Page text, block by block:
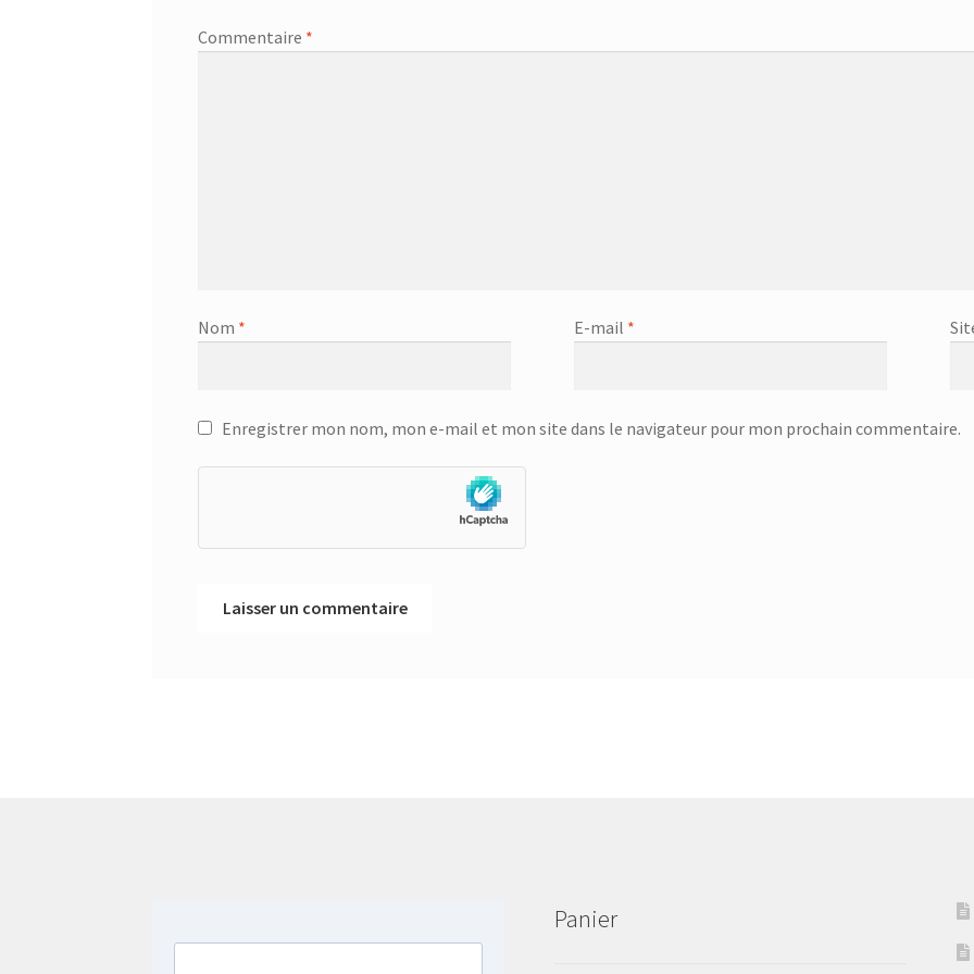
Commentaire *
Nom * E-mail *
Enregistrer mon nom, mon e-mail et mon site dans le navigateur pour mon prochain commentaire.
Panier